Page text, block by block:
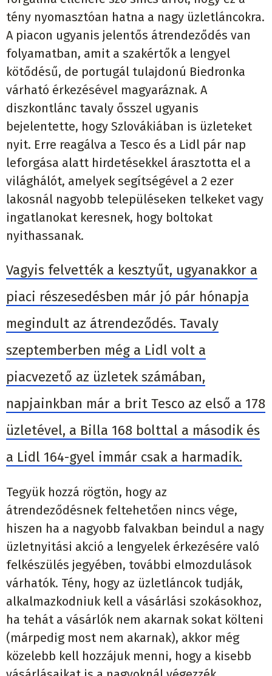
tény nyomasztóan hatna a nagy üzletláncokra.
A piacon ugyanis jelentős átrendeződés van
folyamatban, amit a szakértők a lengyel
kötődésű, de portugál tulajdonú Biedronka
várható érkezésével magyaráznak. A
diszkontlánc tavaly ősszel ugyanis
bejelentette, hogy Szlovákiában is üzleteket
nyit. Erre reagálva a Tesco és a Lidl pár nap
leforgása alatt hirdetésekkel árasztotta el a
világhálót, amelyek segítségével a 2 ezer
lakosnál nagyobb településeken telkeket vagy
ingatlanokat keresnek, hogy boltokat
nyithassanak.
Vagyis felvették a kesztyűt, ugyanakkor a
piaci részesedésben már jó pár hónapja
megindult az átrendeződés. Tavaly
szeptemberben még a Lidl volt a
piacvezető az üzletek számában,
napjainkban már a brit Tesco az első a 178
üzletével, a Billa 168 bolttal a második és
a Lidl 164-gyel immár csak a harmadik.
Tegyük hozzá rögtön, hogy az
átrendeződésnek feltehetően nincs vége,
hiszen ha a nagyobb falvakban beindul a nagy
üzletnyitási akció a lengyelek érkezésére való
felkészülés jegyében, további elmozdulások
várhatók. Tény, hogy az üzletláncok tudják,
alkalmazkodniuk kell a vásárlási szokásokhoz,
ha tehát a vásárlók nem akarnak sokat költeni
(márpedig most nem akarnak), akkor még
közelebb kell hozzájuk menni, hogy a kisebb